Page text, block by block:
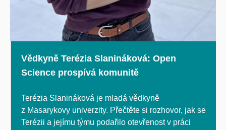
Vědkyně Terézia Slanináková: Open
Science prospívá komunitě
Terézia Slanináková je mladá vědkyně
z Masarykovy univerzity. Přečtěte si rozhovor, jak se
Terézii a jejímu týmu podařilo otevřenost v práci